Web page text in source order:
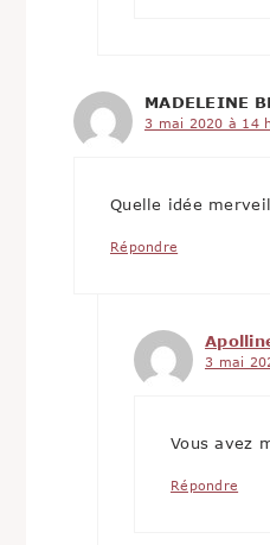
MADELEINE
3 mai 2020 à 14
Quelle idée
Répondre
3 mai
Vous avez
Répondre